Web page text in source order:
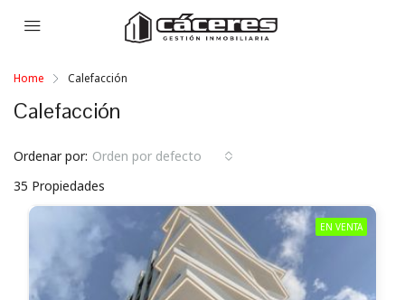
Home Calefacción
Calefacción
35 Propiedades
Ordenar por: Orden por defecto
EN VENTA